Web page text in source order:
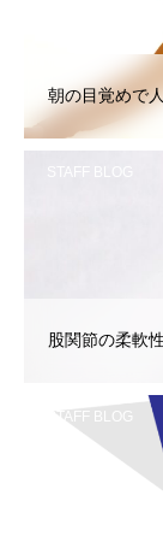
朝の目覚めで
股関節の柔軟
STAFF BLOG